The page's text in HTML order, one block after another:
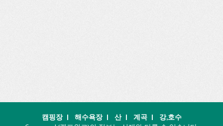
캠핑장| 해수욕장| 산| 계곡|
강,호수